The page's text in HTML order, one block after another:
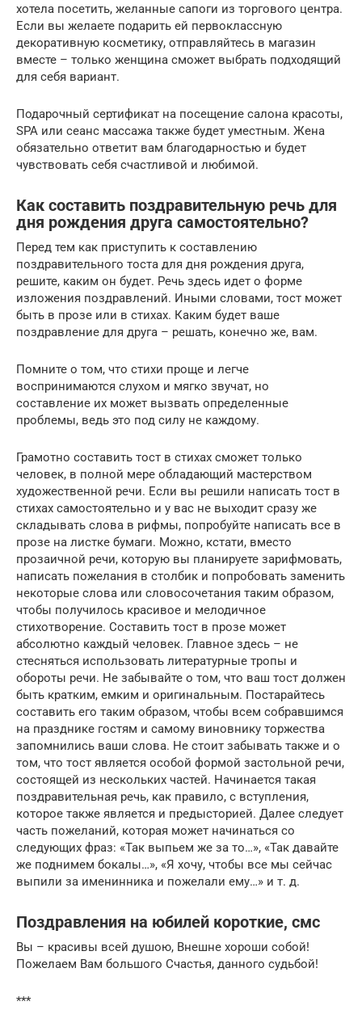
хотела посетить, желанные сапоги из торгового центра.
Если вы желаете подарить ей первоклассную
декоративную косметику, отправляйтесь в магазин
вместе – только женщина сможет выбрать подходящий
для себя вариант.
Подарочный сертификат на посещение салона красоты,
SPA или сеанс массажа также будет уместным. Жена
обязательно ответит вам благодарностью и будет
чувствовать себя счастливой и любимой.
Как составить поздравительную речь для
дня рождения друга самостоятельно?
Перед тем как приступить к составлению
поздравительного тоста для дня рождения друга,
решите, каким он будет. Речь здесь идет о форме
изложения поздравлений. Иными словами, тост может
быть в прозе или в стихах. Каким будет ваше
поздравление для друга – решать, конечно же, вам.
Помните о том, что стихи проще и легче
воспринимаются слухом и мягко звучат, но
составление их может вызвать определенные
проблемы, ведь это под силу не каждому.
Грамотно составить тост в стихах сможет только
человек, в полной мере обладающий мастерством
художественной речи. Если вы решили написать тост в
стихах самостоятельно и у вас не выходит сразу же
складывать слова в рифмы, попробуйте написать все в
прозе на листке бумаги. Можно, кстати, вместо
прозаичной речи, которую вы планируете зарифмовать,
написать пожелания в столбик и попробовать заменить
некоторые слова или словосочетания таким образом,
чтобы получилось красивое и мелодичное
стихотворение. Составить тост в прозе может
абсолютно каждый человек. Главное здесь – не
стесняться использовать литературные тропы и
обороты речи. Не забывайте о том, что ваш тост должен
быть кратким, емким и оригинальным. Постарайтесь
составить его таким образом, чтобы всем собравшимся
на празднике гостям и самому виновнику торжества
запомнились ваши слова. Не стоит забывать также и о
том, что тост является особой формой застольной речи,
состоящей из нескольких частей. Начинается такая
поздравительная речь, как правило, с вступления,
которое также является и предысторией. Далее следует
часть пожеланий, которая может начинаться со
следующих фраз: «Так выпьем же за то…», «Так давайте
же поднимем бокалы…», «Я хочу, чтобы все мы сейчас
выпили за именинника и пожелали ему…» и т. д.
Поздравления на юбилей короткие, смс
Вы – красивы всей душою, Внешне хороши собой!
Пожелаем Вам большого Счастья, данного судьбой!
***